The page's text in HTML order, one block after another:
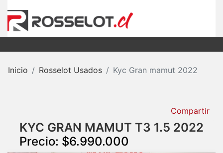
Inicio Rosselot Usados Kyc Gran mamut 2022
Compartir
KYC GRAN MAMUT T3 1.5 2022
Precio: $6.990.000